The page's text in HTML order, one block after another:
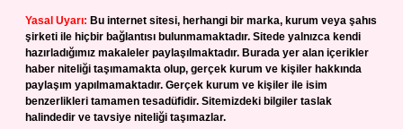
Yasal Uyarı: Bu internet sitesi, herhangi bir marka, kurum veya şahıs
şirketi ile hiçbir bağlantısı bulunmamaktadır. Sitede yalnızca kendi
hazırladığımız makaleler paylaşılmaktadır. Burada yer alan içerikler
haber niteliği taşımamakta olup, gerçek kurum ve kişiler hakkında
paylaşım yapılmamaktadır. Gerçek kurum ve kişiler ile isim
benzerlikleri tamamen tesadüfidir. Sitemizdeki bilgiler taslak
halindedir ve tavsiye niteliği taşımazlar.